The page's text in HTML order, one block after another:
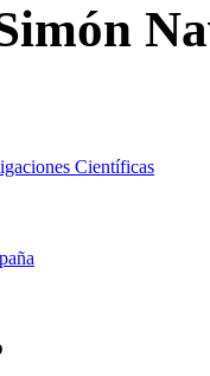
Científicas